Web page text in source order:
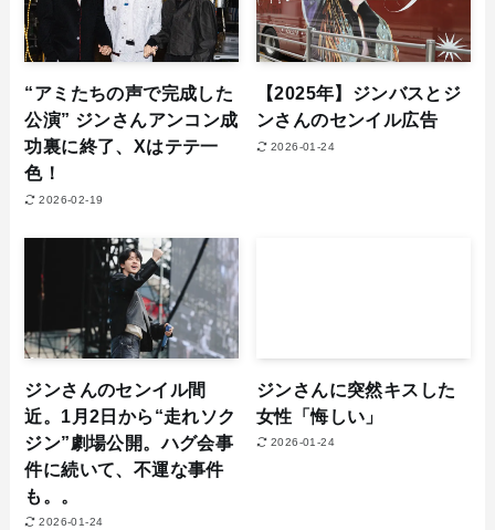
“アミたちの声で完成した
公演” ジンさんアンコン成
功裏に終了、Xはテテ一
色！
2026-02-19
【2025年】ジンバスとジ
ンさんのセンイル広告
2026-01-24
ジンさんのセンイル間
近。1月2日から“走れソク
ジン”劇場公開。ハグ会事
件に続いて、不運な事件
も。。
2026-01-24
ジンさんに突然キスした
女性「悔しい」
2026-01-24